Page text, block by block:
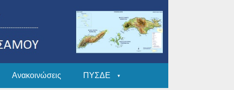
Ανακοινώσεις ΠΥΣΔΕ